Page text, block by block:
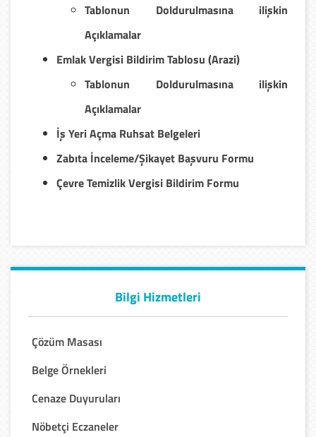
Tablonun Doldurulmasına ilişkin
Açıklamalar
Emlak Vergisi Bildirim Tablosu (Arazi)
Tablonun Doldurulmasına ilişkin
Açıklamalar
İş Yeri Açma Ruhsat Belgeleri
Zabıta İnceleme/Şikayet Başvuru Formu
Çevre Temizlik Vergisi Bildirim Formu
Bilgi Hizmetleri
Çözüm Masası
Belge Örnekleri
Cenaze Duyuruları
Nöbetçi Eczaneler